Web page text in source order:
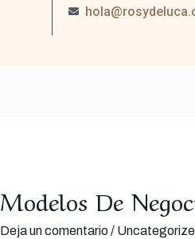
Modelos De
Deja un comentario/